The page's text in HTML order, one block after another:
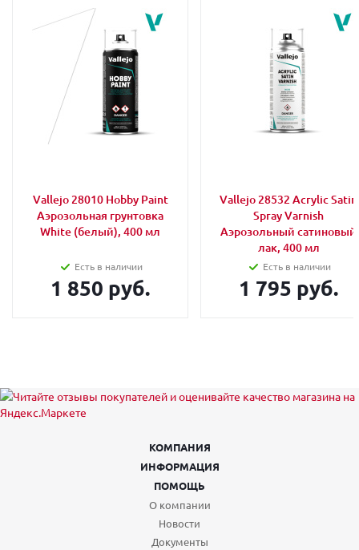
Vallejo 28010 Hobby Paint
Аэрозольная грунтовка
White (белый), 400 мл
Есть в наличии
1 850 руб.
Vallejo 28532 Acrylic Satin
Spray Varnish
Аэрозольный сатиновый
лак, 400 мл
Есть в наличии
1 795 руб.
КОМПАНИЯ
ИНФОРМАЦИЯ
ПОМОЩЬ
О компании
Новости
Документы